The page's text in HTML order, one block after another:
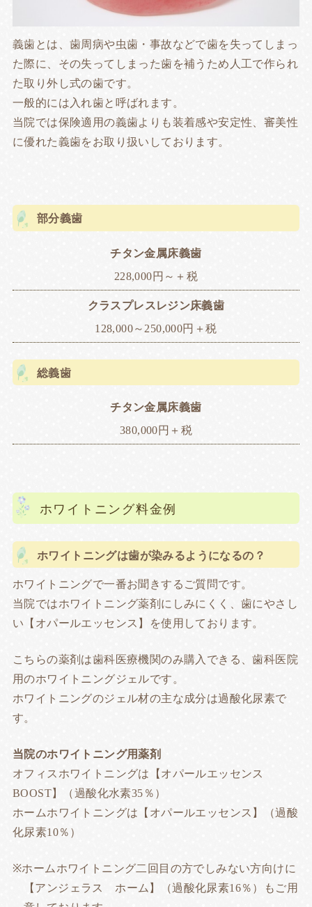
義歯とは、歯周病や虫歯・事故などで歯を失ってしまっ
た際に、その失ってしまった歯を補うため人工で作られ
た取り外し式の歯です。
一般的には入れ歯と呼ばれます。
当院では保険適用の義歯よりも装着感や安定性、審美性
に優れた義歯をお取り扱いしております。
部分義歯
チタン金属床義歯
228,000円～＋税
クラスプレスレジン床義歯
128,000～250,000円＋税
総義歯
チタン金属床義歯
380,000円＋税
ホワイトニング料金例
ホワイトニングは歯が染みるようになるの？
ホワイトニングで一番お聞きするご質問です。
当院ではホワイトニング薬剤にしみにくく、歯にやさし
い【オパールエッセンス】を使用しております。
こちらの薬剤は歯科医療機関のみ購入できる、歯科医院
用のホワイトニングジェルです。
ホワイトニングのジェル材の主な成分は過酸化尿素で
す。
当院のホワイトニング用薬剤
オフィスホワイトニングは【オパールエッセンス
BOOST】（過酸化水素35％）
ホームホワイトニングは【オパールエッセンス】（過酸
化尿素10％）
ホームホワイトニング二回目の方でしみない方向けに
【アンジェラス ホーム】（過酸化尿素16％）もご用